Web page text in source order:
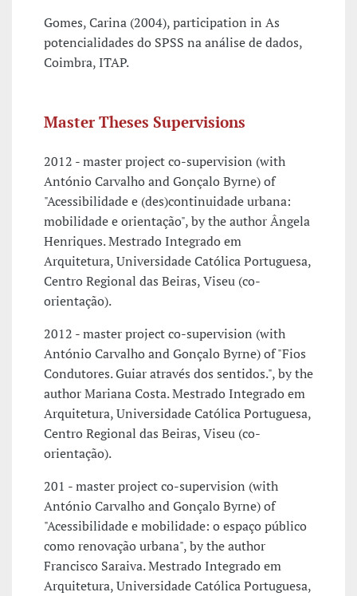
Gomes, Carina (2004), participation in As
potencialidades do SPSS na análise de dados,
Coimbra, ITAP.
Master Theses Supervisions
2012 - master project co-supervision (with
António Carvalho and Gonçalo Byrne) of
"Acessibilidade e (des)continuidade urbana:
mobilidade e orientação", by the author Ângela
Henriques. Mestrado Integrado em
Arquitetura, Universidade Católica Portuguesa,
Centro Regional das Beiras, Viseu (co-
orientação).
2012 - master project co-supervision (with
António Carvalho and Gonçalo Byrne) of "Fios
Condutores. Guiar através dos sentidos.", by the
author Mariana Costa. Mestrado Integrado em
Arquitetura, Universidade Católica Portuguesa,
Centro Regional das Beiras, Viseu (co-
orientação).
201 - master project co-supervision (with
António Carvalho and Gonçalo Byrne) of
"Acessibilidade e mobilidade: o espaço público
como renovação urbana", by the author
Francisco Saraiva. Mestrado Integrado em
Arquitetura, Universidade Católica Portuguesa,